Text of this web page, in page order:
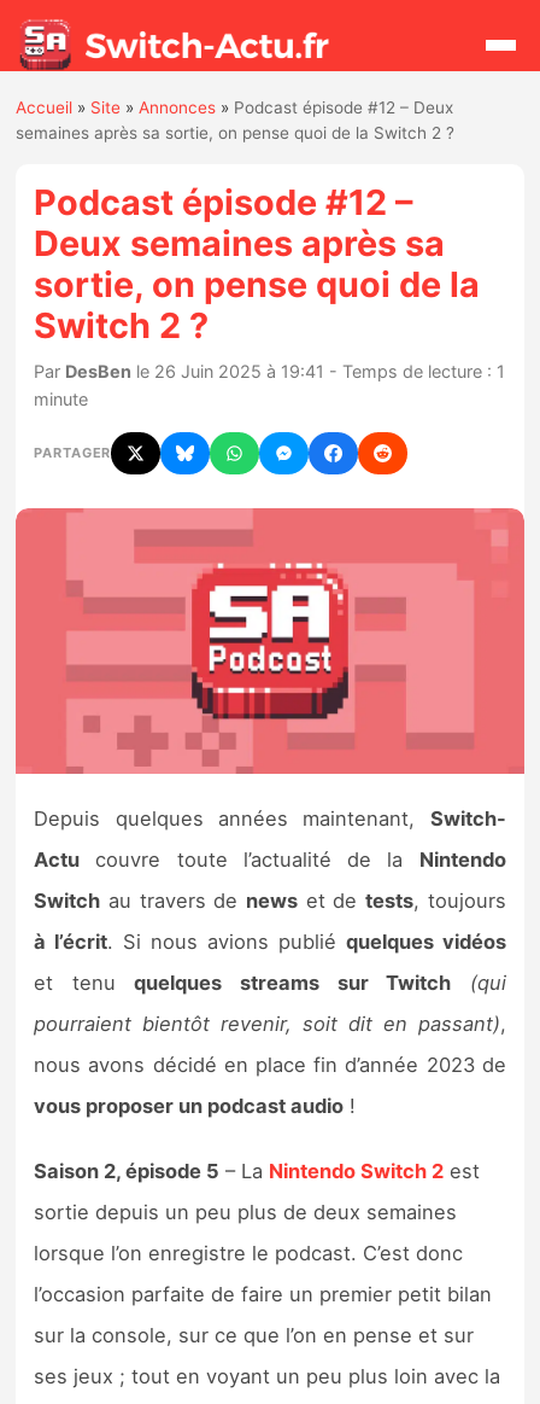
Rechercher
Actualités
Jeux
Hardware
Mises à jour
Chiffres de ventes
Rumeurs
Nintendo Direct
Tests et previews
Tests de jeux
Tests d’accessoires
Previews
Précommandes
Précommandes jeux Switch 2
Sorties de jeux
Bons plans
Guides
Accueil » Site »Annonces » Podcast épisode #12 – Deux
semaines après sa sortie, on pense quoi de la Switch 2 ?
Podcast épisode #12 –
Deux semaines après sa
sortie, on pense quoi de la
Switch 2 ?
Par DesBen le 26 Juin 2025 à 19:41 - Temps de lecture : 1
minute
PARTAGER
Depuis quelques années maintenant, Switch-
Actu couvre toute l’actualité de la Nintendo
Switch au travers de newset detests, toujours
à l’écrit. Si nous avions publié quelques vidéos
et tenuquelques streams sur Twitch
(qui
pourraient bientôt revenir, soit dit en passant),
nous avons décidé en place fin d’année 2023 de
vous proposer un podcast audio !
Saison 2, épisode 5 – La Nintendo Switch 2 est
sortie depuis un peu plus de deux semaines
lorsque l’on enregistre le podcast. C’est donc
l’occasion parfaite de faire un premier petit bilan
sur la console, sur ce que l’on en pense et sur
ses jeux ; tout en voyant un peu plus loin avec la